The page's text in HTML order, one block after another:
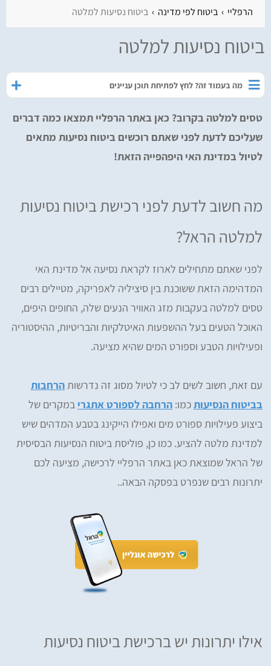
הרפליי ביטוח לפי מדינה ביטוח נסיעות למלטה
ביטוח נסיעות למלטה
מה בעמוד זה? לחץ לפתיחת תוכן עניינים
טסים למלטה בקרוב? כאן באתר הרפליי תמצאו כמה דברים
שעליכם לדעת לפני שאתם רוכשים ביטוח נסיעות מתאים
לטיול במדינת האי היפהפייה הזאת!
מה חשוב לדעת לפני רכישת ביטוח נסיעות
למלטה הראל?
לפני שאתם מתחילים לארוז לקראת נסיעה אל מדינת האי
המדהימה הזאת ששוכנת בין סיציליה לאפריקה, מטיילים רבים
טסים למלטה בעקבות מזג האוויר הנעים שלה, החופים היפים,
האוכל הטעים בעל ההשפעות האיטלקיות והבריטיות, ההיסטוריה
ופעילויות הטבע וספורט המים שהיא מציעה.
עם זאת, חשוב לשים לב כי לטיול מסוג זה נדרשותהרחבות
בביטוח הנסיעותכמו: הרחבה לספורט אתגרי במקרים של
ביצוע פעילויות ספורט מים ואפילו הייקינג בטבע המדהים שיש
למדינת מלטה להציע. כמו כן, פוליסת ביטוח הנסיעות הבסיסית
של הראל שמוצאת כאן באתר הרפליי לרכישה, מציעה לכם
יתרונות רבים שנפרט בפסקה הבאה..
אילו יתרונות יש ברכישת ביטוח נסיעות